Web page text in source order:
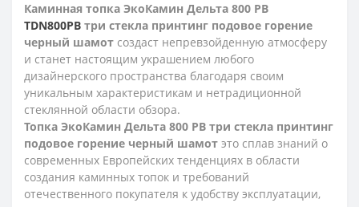
Каминная топка ЭкоКамин Дельта 800 PB
TDN800PB три стекла принтинг подовое горение
черный шамот создаст непревзойденную атмосферу
и станет настоящим украшением любого
дизайнерского пространства благодаря своим
уникальным характеристикам и нетрадиционной
стеклянной области обзора.
Топка ЭкоКамин Дельта 800 PB три стекла принтинг
подовое горение черный шамот это сплав знаний о
современных Европейских тенденциях в области
создания каминных топок и требований
отечественного покупателя к удобству эксплуатации,